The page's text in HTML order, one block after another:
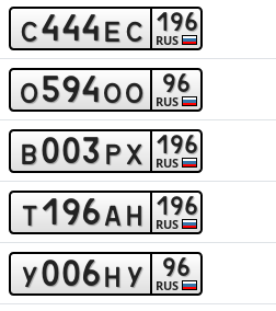
c444ec 196
RUS
o594oo 96
RUS
b003 px 196
RUS
t196ah 196
RUS
y006h y 96
RUS